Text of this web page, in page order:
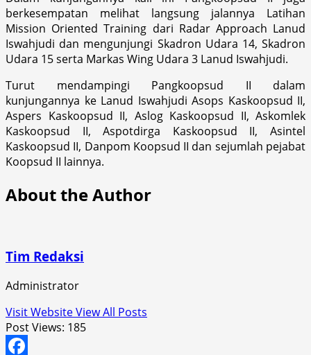
berkesempatan melihat langsung jalannya Latihan
Mission Oriented Training dari Radar Approach Lanud
Iswahjudi dan mengunjungi Skadron Udara 14, Skadron
Udara 15 serta Markas Wing Udara 3 Lanud Iswahjudi.
Turut mendampingi Pangkoopsud II dalam
kunjungannya ke Lanud Iswahjudi Asops Kaskoopsud II,
Aspers Kaskoopsud II, Aslog Kaskoopsud II, Askomlek
Kaskoopsud II, Aspotdirga Kaskoopsud II, Asintel
Kaskoopsud II, Danpom Koopsud II dan sejumlah pejabat
Koopsud II lainnya.
About the Author
Tim Redaksi
Administrator
Visit WebsiteView All Posts
Post Views: 185